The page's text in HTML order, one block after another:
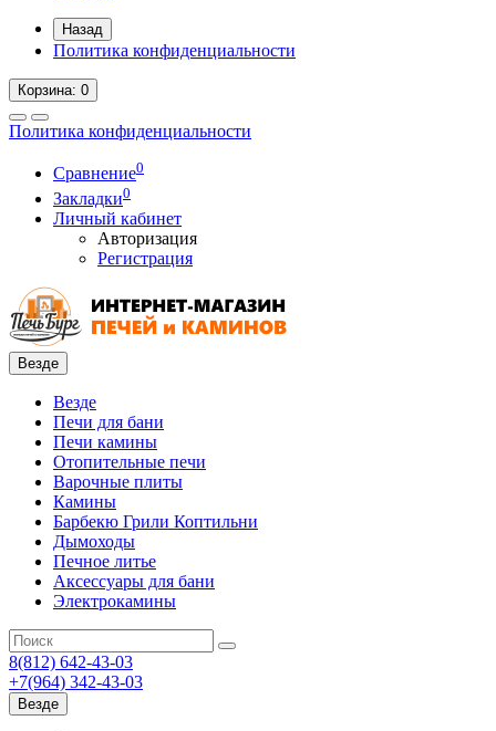
Назад
Политика конфиденциальности
Корзина: 0
Политика конфиденциальности
Сравнение0
Закладки0
Личный кабинет
Авторизация
Регистрация
Везде
Везде
Печи для бани
Печи камины
Отопительные печи
Варочные плиты
Камины
Барбекю Грили Коптильни
Дымоходы
Печное литье
Аксессуары для бани
Электрокамины
8(812) 642-43-03
+7(964) 342-43-03
Везде